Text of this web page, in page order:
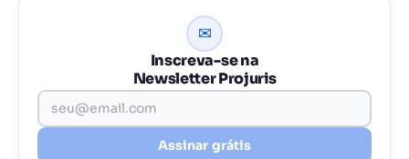
✉
Inscreva-se na
Newsletter Projuris
Assinar grátis